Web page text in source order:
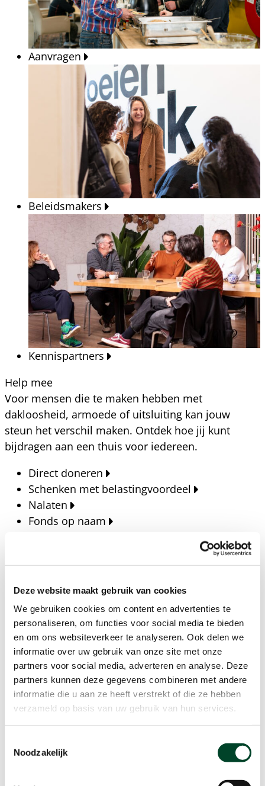
Deze website maakt gebruik van cookies
We gebruiken cookies om content en advertenties te
personaliseren, om functies voor social media te bieden
en om ons websiteverkeer te analyseren. Ook delen we
informatie over uw gebruik van onze site met onze
partners voor social media, adverteren en analyse. Deze
partners kunnen deze gegevens combineren met andere
informatie die u aan ze heeft verstrekt of die ze hebben
verzameld op basis van uw gebruik van hun services.
Noodzakelijk
Aanvragen
Beleidsmakers
Kennispartners
Help mee
Voor mensen die te maken hebben met
dakloosheid, armoede of uitsluiting kan jouw
steun het verschil maken. Ontdek hoe jij kunt
bijdragen aan een thuis voor iedereen.
Direct doneren
Schenken met belastingvoordeel
Nalaten
Fonds op naam
Blijf op de hoogte van het laatste nieuws, verhalen,
publicaties en ontwikkelingen rondom Kansfonds
en onze missie.
Nieuwsberichten
Nieuws
Verhalen
Beeldbanken
Foto's bestaanszekerheid
Agenda